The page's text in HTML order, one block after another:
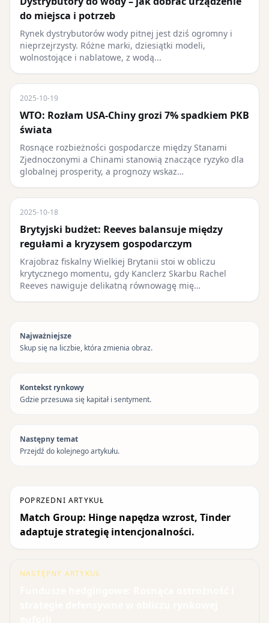
do miejsca i potrzeb
Rynek dystrybutorów wody pitnej jest dziś ogromny i
nieprzejrzysty. Różne marki, dziesiątki modeli,
wolnostojące i nablatowe, z wodą...
2025-10-19
WTO: Rozłam USA-Chiny grozi 7% spadkiem PKB
świata
Rosnące rozbieżności gospodarcze między Stanami
Zjednoczonymi a Chinami stanowią znaczące ryzyko dla
globalnej prosperity, a prognozy wskaz…
2025-10-18
Brytyjski budżet: Reeves balansuje między
regułami a kryzysem gospodarczym
Krajobraz fiskalny Wielkiej Brytanii stoi w obliczu
krytycznego momentu, gdy Kanclerz Skarbu Rachel
Reeves nawiguje delikatną równowagę mię…
Najważniejsze
Skup się na liczbie, która zmienia obraz.
Kontekst rynkowy
Gdzie przesuwa się kapitał i sentyment.
Następny temat
Przejdź do kolejnego artykułu.
POPRZEDNI ARTYKUŁ
Match Group: Hinge napędza wzrost, Tinder
adaptuje strategię intencjonalności.
NASTĘPNY ARTYKUŁ